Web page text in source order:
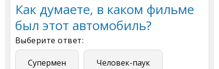
Как думаете, в каком фильме
был этот автомобиль?
Выберите ответ:
Супермен Человек-паук